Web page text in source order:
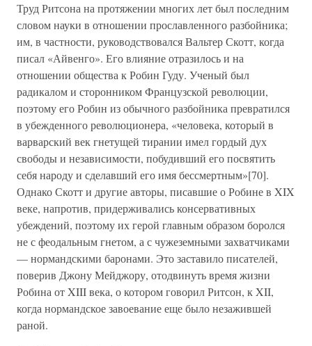
Труд Ритсона на протяжении многих лет был последним
словом науки в отношении прославленного разбойника;
им, в частности, руководствовался Вальтер Скотт, когда
писал «Айвенго». Его влияние отразилось и на
отношении общества к Робин Гуду. Ученый был
радикалом и сторонником Французской революции,
поэтому его Робин из обычного разбойника превратился
в убежденного революционера, «человека, который в
варварский век гнетущей тирании имел гордый дух
свободы и независимости, побудивший его посвятить
себя народу и сделавший его имя бессмертным»[70].
Однако Скотт и другие авторы, писавшие о Робине в XIX
веке, напротив, придерживались консервативных
убеждений, поэтому их герой главным образом боролся
не с феодальным гнетом, а с чужеземными захватчиками
— нормандскими баронами. Это заставило писателей,
поверив Джону Мейджору, отодвинуть время жизни
Робина от XIII века, о котором говорил Ритсон, к XII,
когда нормандское завоевание еще было незажившей
раной.